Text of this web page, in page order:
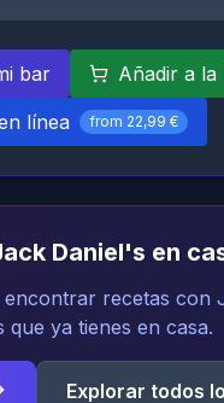
bar
Añadir a la
línea
from 22,99 €
Daniel's en
encontrar recetas con
que ya tienes en casa.
Explorar todos